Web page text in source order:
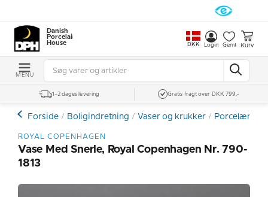
Danish
Porcelain
House
DKK Login Gemt Kurv
MENU
1-2 dages levering Gratis fragt over DKK 799,-
Forside Boligindretning Vaser og krukker
ROYAL COPENHAGEN
Vase Med Snerle, Royal Copenhagen Nr. 790-
1813